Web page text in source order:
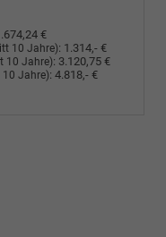
€
10 Jahre): 1.314,- €
10 Jahre): 3.120,75 €
Jahre): 4.818,- €